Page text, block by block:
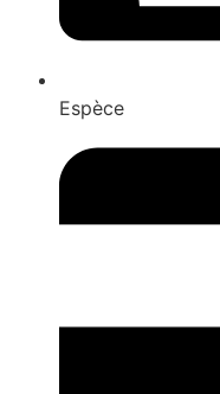
Espèce